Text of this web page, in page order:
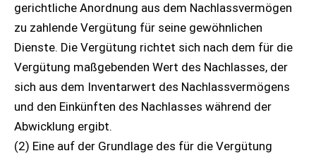
gerichtliche Anordnung aus dem Nachlassvermögen
zu zahlende Vergütung für seine gewöhnlichen
Dienste. Die Vergütung richtet sich nach dem für die
Vergütung maßgebenden Wert des Nachlasses, der
sich aus dem Inventarwert des Nachlassvermögens
und den Einkünften des Nachlasses während der
Abwicklung ergibt.
(2) Eine auf der Grundlage des für die Vergütung